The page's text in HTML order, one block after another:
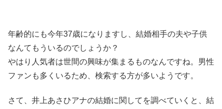
年齢的にも今年37歳になります し、結婚相手の夫や子供
なんてもういるのでしょうか？
やはり人気者は世間の興味が集まるものなんですね。男性
ファンも多くいるため、検索する方が多いようです。
さて、井上あさひアナの結婚に関してを調べていくと、結